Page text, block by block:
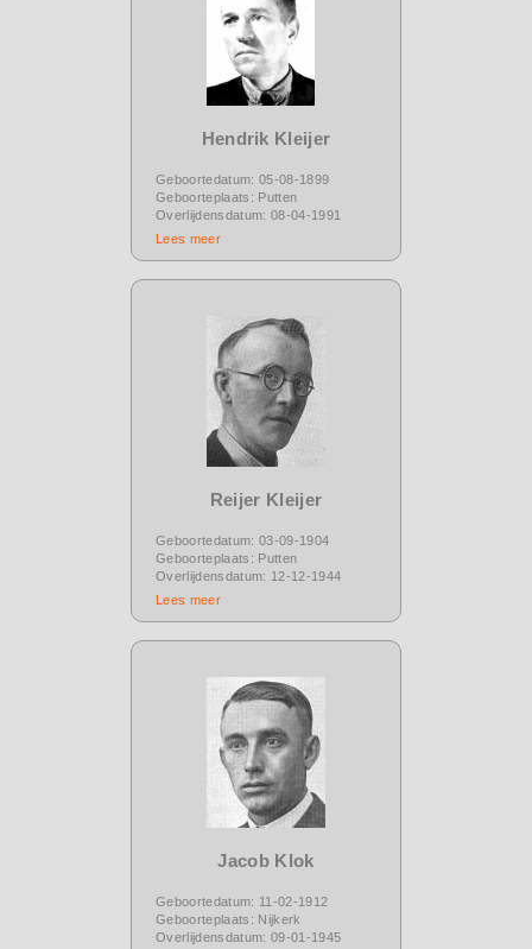
Hendrik Kleijer
Geboortedatum: 05-08-1899
Geboorteplaats: Putten
Overlijdensdatum: 08-04-1991
Lees meer
Reijer Kleijer
Geboortedatum: 03-09-1904
Geboorteplaats: Putten
Overlijdensdatum: 12-12-1944
Lees meer
Jacob Klok
Geboortedatum: 11-02-1912
Geboorteplaats: Nijkerk
Overlijdensdatum: 09-01-1945